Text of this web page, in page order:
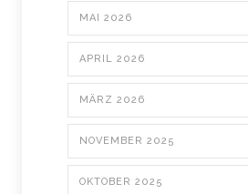
MAI 2026
APRIL 2026
MÄRZ 2026
NOVEMBER 2025
OKTOBER 2025